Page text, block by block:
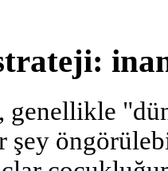
genellikle
şey